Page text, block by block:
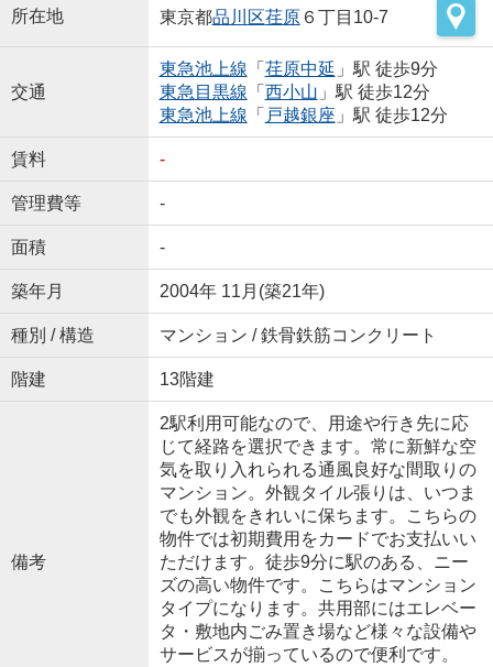
所在地 東京都品川区荏原６丁目10-7
交通
東急池上線 「 荏原中延 」駅 徒歩9分
東急目黒線 「 西小山 」駅 徒歩12分
東急池上線 「 戸越銀座 」駅 徒歩12分
賃料 -
管理費等 -
面積 -
築年月 2004年 11月(築21年)
種別 / 構造 マンション / 鉄骨鉄筋コンクリート
階建 13階建
備考
2駅利用可能なので、用途や行き先に応
じて経路を選択できます。常に新鮮な空
気を取り入れられる通風良好な間取りの
マンション。外観タイル張りは、いつま
でも外観をきれいに保ちます。こちらの
物件では初期費用をカードでお支払いい
ただけます。徒歩9分に駅のある、ニー
ズの高い物件です。こちらはマンション
タイプになります。共用部にはエレベー
タ・敷地内ごみ置き場など様々な設備や
サービスが揃っているので便利です。